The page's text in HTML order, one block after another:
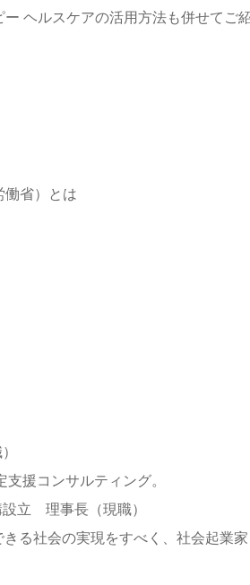
ヘルスケアの活用方法も併せてご
省）とは
援コンサルティング。
立 理事長（現職）
る社会の実現をすべく、社会起業